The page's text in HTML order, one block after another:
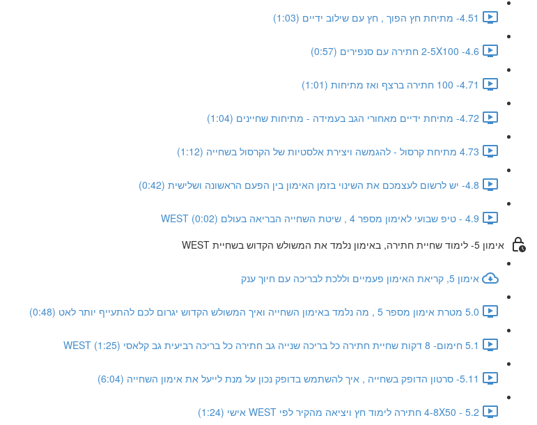
4.51- מתיחת חץ הפוך , חץ עם שילוב ידיים (1:03)
4.6- 2-5X100 חתירה עם סנפירים (0:57)
4.71- 100 חתירה ברצף ואז מתיחות (1:01)
4.72- מתיחת ידיים מאחורי הגב בעמידה - מתיחות שחיינים (1:04)
4.73 מתיחת קרסול - להגמשה ויצירת אלסטיות של הקרסול בשחייה (1:12)
4.8- יש לרשום לעצמכם את השינוי בזמן האימון בין הפעם הראשונה ושלישית (0:42)
4.9 - טיפ שבועי לאימון מספר 4 , שיטת השחייה הבריאה בעולם WEST (0:02)
אימון 5- לימוד שחיית חתירה, באימון נלמד את המשולש הקדוש בשחיית WEST
אימון 5, קריאת האימון פעמיים וללכת לבריכה עם חיוך ענק
5.0 מטרת אימון מספר 5 , מה נלמד באימון השחייה ואיך המשולש הקדוש יגרום לכם להתעייף יותר לאט (0:48)
5.1 חימום- 8 דקות שחיית חתירה כל בריכה שנייה גב חתירה כל בריכה רביעית גב קלאסי WEST (1:25)
5.11- סרטון הדופק בשחייה , איך להשתמש בדופק נכון על מנת לייעל את אימון השחייה (6:04)
5.2 - 4-8X50 חתירה לימוד חץ ויציאה מהקיר לפי WEST אישי (1:24)